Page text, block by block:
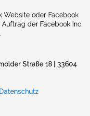
Website oder Facebook
der Facebook Inc.
Straße 18 | 33604
Datenschutz